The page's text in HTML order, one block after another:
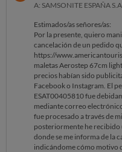
A: SAMSONITE ESPAÑA
Estimados/as señores/as:
Por la presente, quiero
cancelación de un pedido
https://
maletas Aerostep 67cm
precios habían sido
Facebook o Instagram. El
ESAT00405810 fue
mediante correo
fue procesado a través de
posteriormente he
donde se me informa de la
indicándome cómo motivo